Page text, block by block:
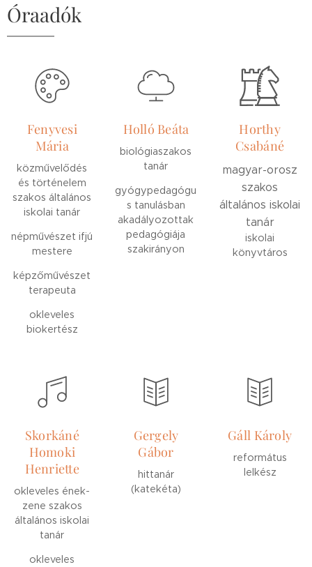
Óraadók
Fenyvesi
Mária
közművelődés
és történelem
szakos általános
iskolai tanár
népművészet ifjú
mestere
képzőművészet
terapeuta
okleveles
biokertész
Holló Beáta
biológiaszakos
tanár
gyógypedagógu
s tanulásban
akadályozottak
pedagógiája
szakirányon
Horthy
Csabáné
magyar-orosz
szakos
általános iskolai
tanár
iskolai
könyvtáros
Skorkáné
Homoki
Henriette
okleveles ének-
zene szakos
általános iskolai
tanár
okleveles
Gergely
Gábor
hittanár
(katekéta)
Gáll Károly
református
lelkész